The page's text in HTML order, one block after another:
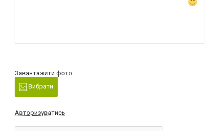
Завантажити фото:
Вибрати
Авторизуватись